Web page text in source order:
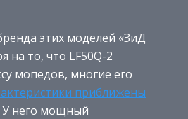
этих моделей «ЗиД
на то, что LF50Q-2
мопедов, многие его
приближены
У него мощный